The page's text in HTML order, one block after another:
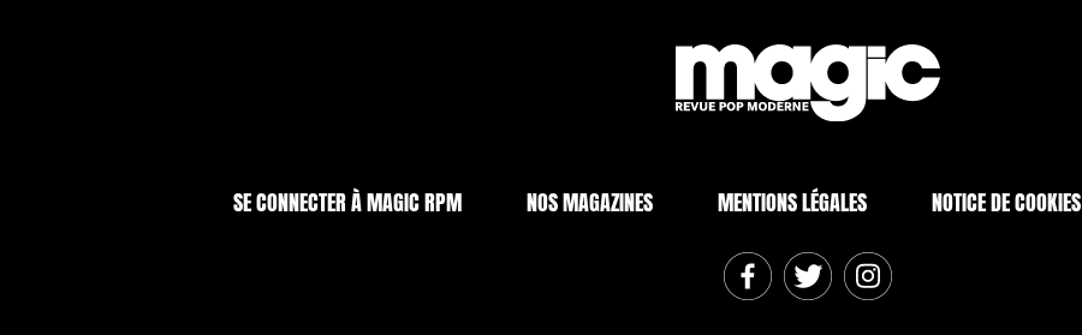
SE CONNECTER À MAGIC RPM NOS MAGAZINES MENTIONS LÉGALES NOTICE DE COOKIES